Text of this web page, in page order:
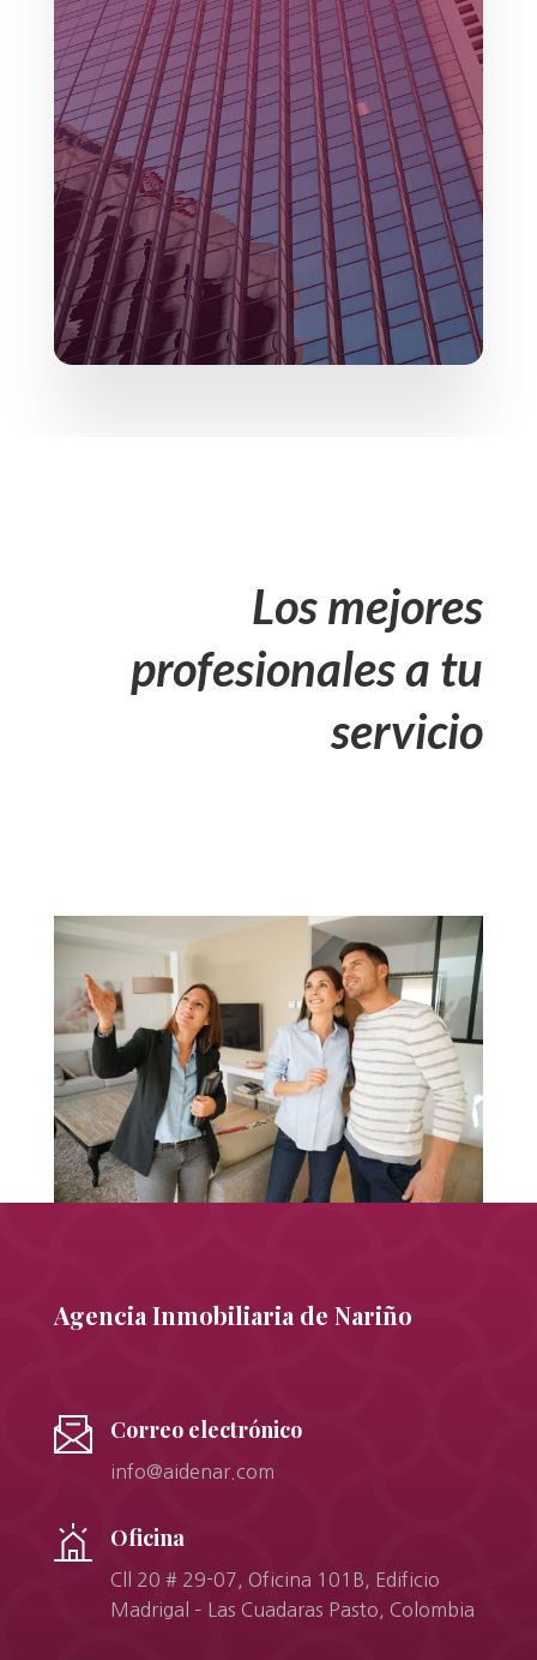
Los mejores
profesionales a tu
servicio
Agencia Inmobiliaria de Nariño
Correo electrónico
info@aidenar.com
Oficina
Cll 20 # 29-07, Oficina 101B, Edificio
Madrigal – Las Cuadaras Pasto, Colombia